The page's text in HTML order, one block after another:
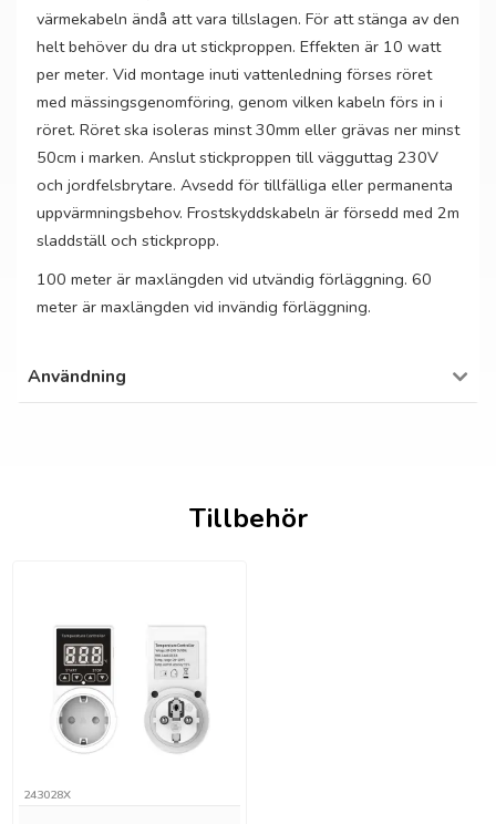
värmekabeln ändå att vara tillslagen. För att stänga av den
helt behöver du dra ut stickproppen. Effekten är 10 watt
per meter. Vid montage inuti vattenledning förses röret
med mässingsgenomföring, genom vilken kabeln förs in i
röret. Röret ska isoleras minst 30mm eller grävas ner minst
50cm i marken. Anslut stickproppen till vägguttag 230V
och jordfelsbrytare. Avsedd för tillfälliga eller permanenta
uppvärmningsbehov. Frostskyddskabeln är försedd med 2m
sladdställ och stickpropp.
100 meter är maxlängden vid utvändig förläggning. 60
meter är maxlängden vid invändig förläggning.
Användning
Tillbehör
243028X